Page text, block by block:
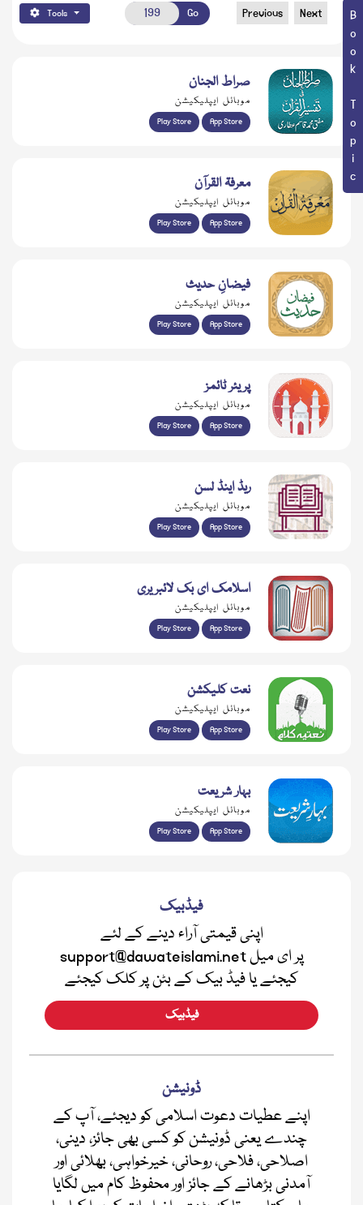
Book Topic
Tools Go Previous Next
صراط الجنان
موبائل ایپلیکیشن
Play Store App Store
معرفۃ القرآن
موبائل ایپلیکیشن
Play Store App Store
فیضانِ حدیث
موبائل ایپلیکیشن
Play Store App Store
پریئر ٹائمز
موبائل ایپلیکیشن
Play Store App Store
ریڈ اینڈ لسن
موبائل ایپلیکیشن
Play Store App Store
اسلامک ای بک لائبریری
موبائل ایپلیکیشن
Play Store App Store
نعت کلیکشن
موبائل ایپلیکیشن
Play Store App Store
بہار شریعت
موبائل ایپلیکیشن
Play Store App Store
فیڈبیک
اپنی قیمتی آراء دینے کے لئے
support@dawateislami.net پر ای میل
کیجئے یا فیڈ بیک کے بٹن پر کلک کیجئے
فیڈبیک
ڈونیشن
اپنے عطیات دعوت اسلامی کو دیجئے، آپ کے
چندے یعنی ڈونیشن کو کسی بھی جائز، دینی،
اصلاحی، فلاحی، روحانی، خیرخواہی، بھلائی اور
آمدنی بڑھانے کے جائز اور محفوظ کام میں لگایا